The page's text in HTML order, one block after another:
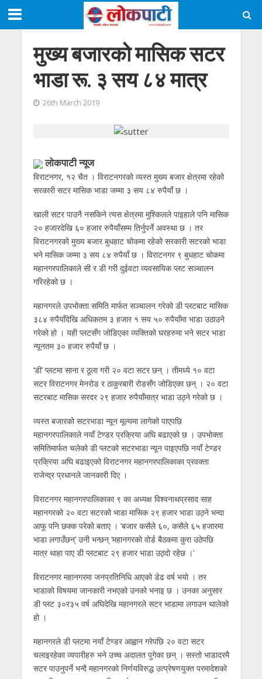
मुख्य बजारको मासिक सटर
भाडा रू. ३ सय ८४ मात्र
26th March 2019
लाेकपाटी न्यूज
विराटनगर, १२ चैत । विराटनगरको व्यस्त मुख्य बजार क्षेत्रमा रहेको
सरकारी सटर मासिक भाडा जम्मा ३ सय ८४ रुपैयाँ छ ।
खाली सटर पाउनै नसकिने त्यस क्षेत्रमा मुश्किलले पाइहाले पनि मासिक
२० हजारदेखि ६० हजार रुपैयाँसम्म तिर्नुपर्ने अवस्था छ । तर
विराटनगरको मुख्य बजार बुधहाट चोकमा रहेको सरकारी सटरको भाडा
भने मासिक जम्मा ३ सय ८४ रुपैयाँ छ । विराटनगर ९ बुधहाट चोकमा
महानगरपालिकाले सी र डी गरी दुईवटा व्यवसायिक प्लट सञ्चालन
गरिरहेको छ ।
महानगरले उपभोक्ता समिति मार्फत सञ्चालन गरेको डी प्लटबाट मासिक
३८४ रुपैयाँदेखि अधिकतम ३ हजार १ सय ५० रुपैयाँमा भाडा उठाउने
गरेको हो । यही प्लटसँग जोडिएका व्यक्तिको घरहरुमा भने सटर भाडा
न्यूनतम ३० हजार रुपैयाँ छ ।
‘डी’ प्लटमा साना र ठूला गरी २० वटा सटर छन् । तीमध्ये १० वटा
सटर विराटनगर मेनरोड र ठाकुरबारी रोडसँग जोडिएका छन् । २० वटा
सटरबाट मासिक सरदर २९ हजार रुपैयाँमात्र भाडा उठ्ने गरेको छ ।
व्यस्त बजारको सटरभाडा न्यून मूल्यमा लागेको पाएपछि
महानगरपालिकाले नयाँ टेण्डर प्रक्रिया अघि बढाएको छ । उपभोक्ता
समितिमार्फत चलेको डी प्लटको सटरभाडा न्यून पाइएपछि नयाँ टेण्डर
प्रक्रिया अघि बढाइएको विराटनगर महानगरपालिकाका प्रवक्ता
राजेन्द्र प्रधानले जानकारी दिए ।
विराटनगर महानगरपालिकाका ९ का अध्यक्ष विश्वनाथप्रसाद साह
महानगरको २० वटा सटरको भाडा मासिक २९ हजार भाडा उठ्ने भन्दा
आफू पनि छक्क परेको बताए । ‘बजार कसैले ६०, कसैले ६५ हजारमा
भाडा लगाउँछन्’ उनी भन्छन् ‘महानगरको वोर्ड बैठकमा कुरा उठेपछि
मात्र थाहा पाए डी प्लटबाट २९ हजार भाडा उठ्दो रहेछ ।’
विराटनगर महानगरमा जनप्रतिनिधि आएको डेढ वर्ष भयो । तर
भाडाको विषयमा जानकारी नभएको उनको भनाइ छ । उनका अनुसार
डी प्लट ३०र३५ वर्ष अघिदेखि महानगरले सटर भाडामा लगाउन थालेको
हो ।
महानगरले डी प्लटमा नयाँ टेण्डर आह्वान गरेपछि २० वटा सटर
चलाइरहेका व्यपारीहरु भने उच्च अदालत पुगेका छन् । सस्तो भाडादरमै
सटर पाउनुपर्ने भन्दै महानगरको निर्णयविरुद्ध उत्प्रेषणयुक्त परमादेशको